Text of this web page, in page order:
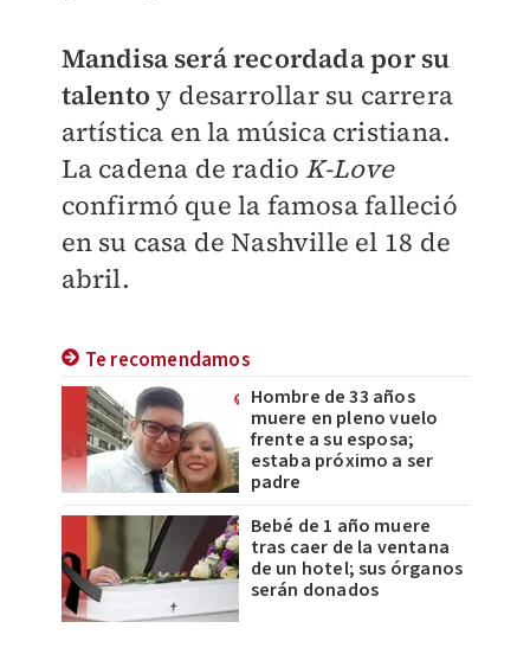
Mandisa será recordada por su
talento y desarrollar su carrera
artística en la música cristiana.
Lacadena de radio K-Love
confirmó que la famosafalleció
en su casa de Nashville el 18 de
abril.
Te recomendamos
Hombre de 33 años
muere en pleno vuelo
frente a su esposa;
estaba próximo a ser
padre
Bebé de 1 año muere
tras caer de la ventana
de un hotel; sus órganos
serán donados